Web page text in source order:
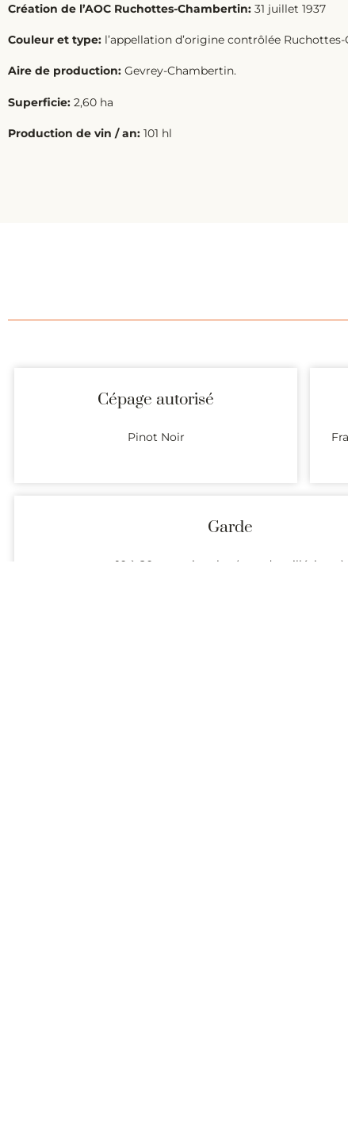
Création de l’AOC Ruchottes-Chambertin: 31 juillet 1937
Couleur et type: l’appellation d’origine contrôlée
Aire de production: Gevrey-Chambertin.
Superficie: 2,60 ha
Production de vin / an: 101 hl
Cépage autorisé
Pinot Noir
Garde
10 à 20 ans voire plus (grands millésimes)